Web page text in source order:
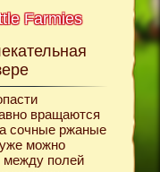
Farmies
вращаются
сочные ржаные
можно
между полей
В